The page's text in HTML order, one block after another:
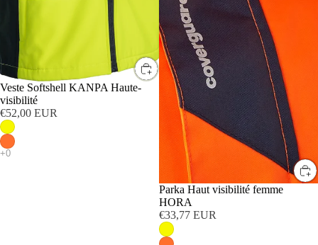
Veste Softshell KANPA Haute-
visibilité
€52,00 EUR
Parka Haut visibilité femme
HORA
€33,77 EUR